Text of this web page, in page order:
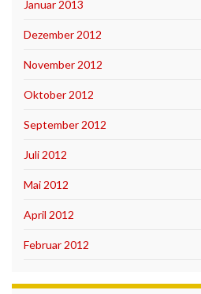
Januar 2013
Dezember 2012
November 2012
Oktober 2012
September 2012
Juli 2012
Mai 2012
April 2012
Februar 2012